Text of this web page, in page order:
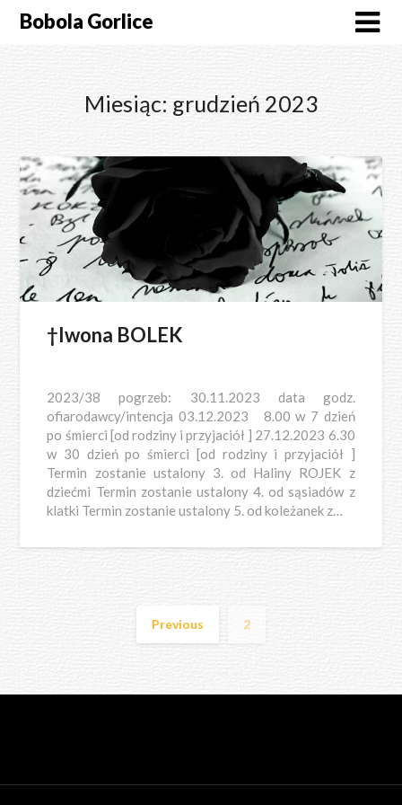
SkipBobola Gorlice
Miesiąc: grudzień 2023
†Iwona BOLEK
2023/38 pogrzeb: 30.11.2023 data godz.
ofiarodawcy/intencja 03.12.2023 8.00 w 7 dzień
po śmierci [od rodziny i przyjaciół ] 27.12.2023 6.30
w 30 dzień po śmierci [od rodziny i przyjaciół ]
Termin zostanie ustalony 3. od Haliny ROJEK z
dziećmi Termin zostanie ustalony 4. od sąsiadów z
klatki Termin zostanie ustalony 5. od koleżanek z…
Previous 2